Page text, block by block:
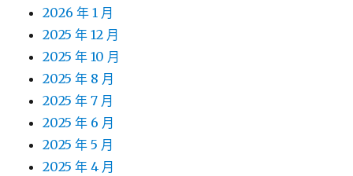
2026 年 1 月
2025 年 12 月
2025 年 10 月
2025 年 8 月
2025 年 7 月
2025 年 6 月
2025 年 5 月
2025 年 4 月